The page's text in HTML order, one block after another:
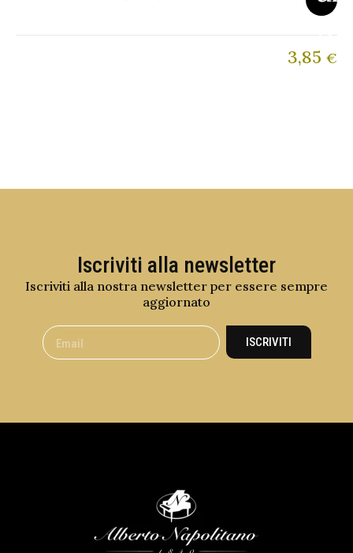
3,85 €
Iscriviti alla newsletter
Iscriviti alla nostra newsletter per essere sempre
aggiornato
ISCRIVITI